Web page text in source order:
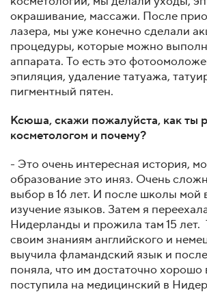
окрашивание, массажи. После
лазера, мы уже конечно сделали
процедуры, которые можно
аппарата. То есть это
эпиляция, удаление татуажа,
пигментный пятен.
Ксюша, скажи пожалуйста, как ты
косметологом и почему?
- Это очень интересная история,
образование это иняз. Очень
выбор в 16 лет. И после школы мой
изучение языков. Затем я
Нидерланды и прожила там 15 лет.
своим знаниям английского и
выучила фламандский язык и после
поняла, что им достаточно хорошо
поступила на медицинский в